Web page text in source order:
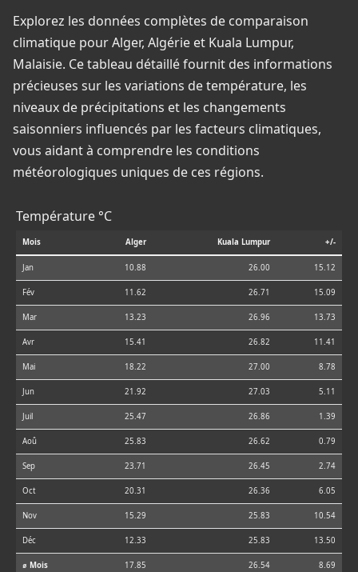
Explorez les données complètes de comparaison
climatique pour Alger, Algérie et Kuala Lumpur,
Malaisie. Ce tableau détaillé fournit des informations
précieuses sur les variations de température, les
niveaux de précipitations et les changements
saisonniers influencés par les facteurs climatiques,
vous aidant à comprendre les conditions
météorologiques uniques de ces régions.
Température °C
Mois Alger Kuala Lumpur +/-
Jan 10.88 26.00 15.12
Fév 11.62 26.71 15.09
Mar 13.23 26.96 13.73
Avr 15.41 26.82 11.41
Mai 18.22 27.00 8.78
Jun 21.92 27.03 5.11
Juil 25.47 26.86 1.39
Aoû 25.83 26.62 0.79
Sep 23.71 26.45 2.74
Oct 20.31 26.36 6.05
Nov 15.29 25.83 10.54
Déc 12.33 25.83 13.50
⌀ Mois 17.85 26.54 8.69